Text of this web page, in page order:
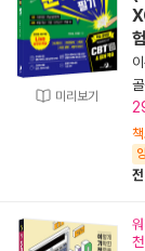
미리보기